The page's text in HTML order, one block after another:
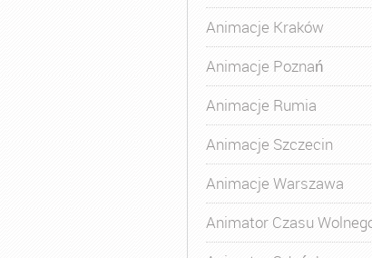
Animacje Kraków
Animacje Poznań
Animacje Rumia
Animacje Szczecin
Animacje Warszawa
Animator Czasu